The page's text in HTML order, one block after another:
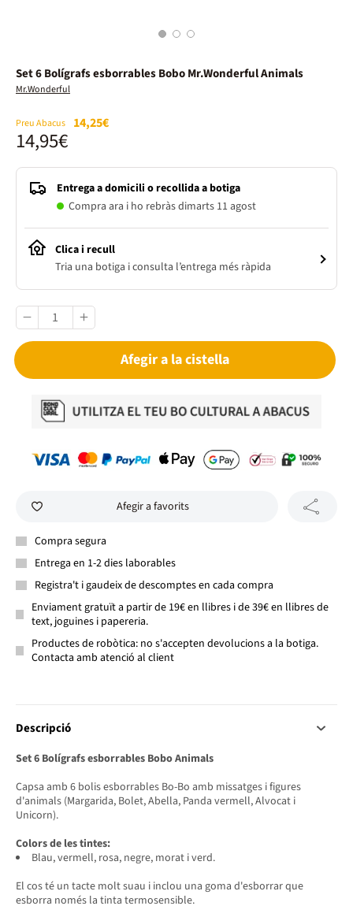
1 2 3
Set 6 Bolígrafs esborrables Bobo Mr.Wonderful Animals
Mr.Wonderful
Preu Abacus 14,25€
14,95€
Entrega a domicili o recollida a botiga
Compra ara i ho rebràs dimarts 11 agost
Clica i recull
Tria una botiga i consulta l’entrega més ràpida
Afegir a la cistella
Afegir a favorits
Compra segura
Entrega en 1-2 dies laborables
Registra't i gaudeix de descomptes en cada compra
Enviament gratuït a partir de 19€ en llibres i de 39€ en llibres de
text, joguines i papereria.
Productes de robòtica: no s'accepten devolucions a la botiga.
Contacta amb atenció al client
Descripció
Set 6 Bolígrafs esborrables Bobo Animals
Capsa amb 6 bolis esborrables Bo-Bo amb missatges i figures
d'animals (Margarida, Bolet, Abella, Panda vermell, Alvocat i
Unicorn).
Colors de les tintes:
Blau, vermell, rosa, negre, morat i verd.
El cos té un tacte molt suau i inclou una goma d'esborrar que
esborra només la tinta termosensible.